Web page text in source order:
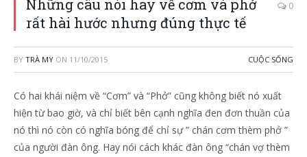
Những câu nói hay về cơm và phở
rất hài hước nhưng đúng thực tế
0
BY TRÀ MY ON 11/10/2015 CUỘC SỐNG
Có hai khái niệm về “Cơm” và “Phở” cũng không biết nó xuất
hiện từ bao giờ, và chỉ biết bên cạnh nghĩa đen đơn thuần của
nó thì nó còn có nghĩa bóng để chỉ sự ” chán cơm thèm phở ”
của người đàn ông. Hay nói cách khác đàn ông “chán vợ thèm